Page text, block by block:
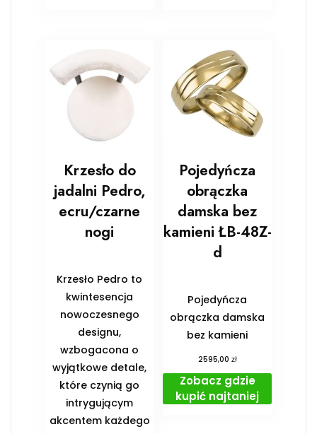
Krzesło do
jadalni Pedro,
ecru/czarne
nogi
Krzesło Pedro to
kwintesencja
nowoczesnego
designu,
wzbogacona o
wyjątkowe detale,
które czynią go
intrygującym
akcentem każdego
Pojedyńcza
obrączka
damska bez
kamieni ŁB-48Z-
d
Pojedyńcza
obrączka damska
bez kamieni
2595,00 zł
Zobacz gdzie
kupić najtaniej